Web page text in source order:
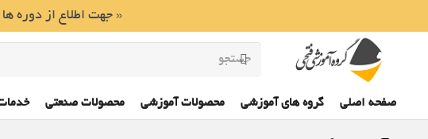
« جهت اطلاع از دوره
صفحه اصلی گروه های آموزشی محصولات آموزشی محصولات صنعتی